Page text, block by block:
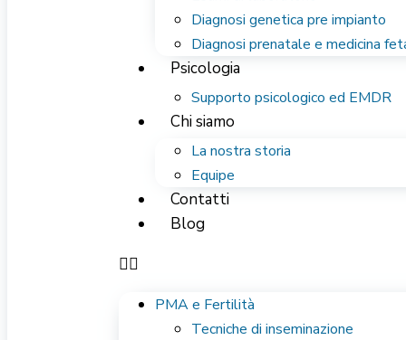
Diagnosi genetica pre impianto
Diagnosi prenatale e medicina
Psicologia
Supporto psicologico ed EMDR
Chi siamo
La nostra storia
Equipe
Contatti
Blog
PMA e Fertilità
Tecniche di inseminazione